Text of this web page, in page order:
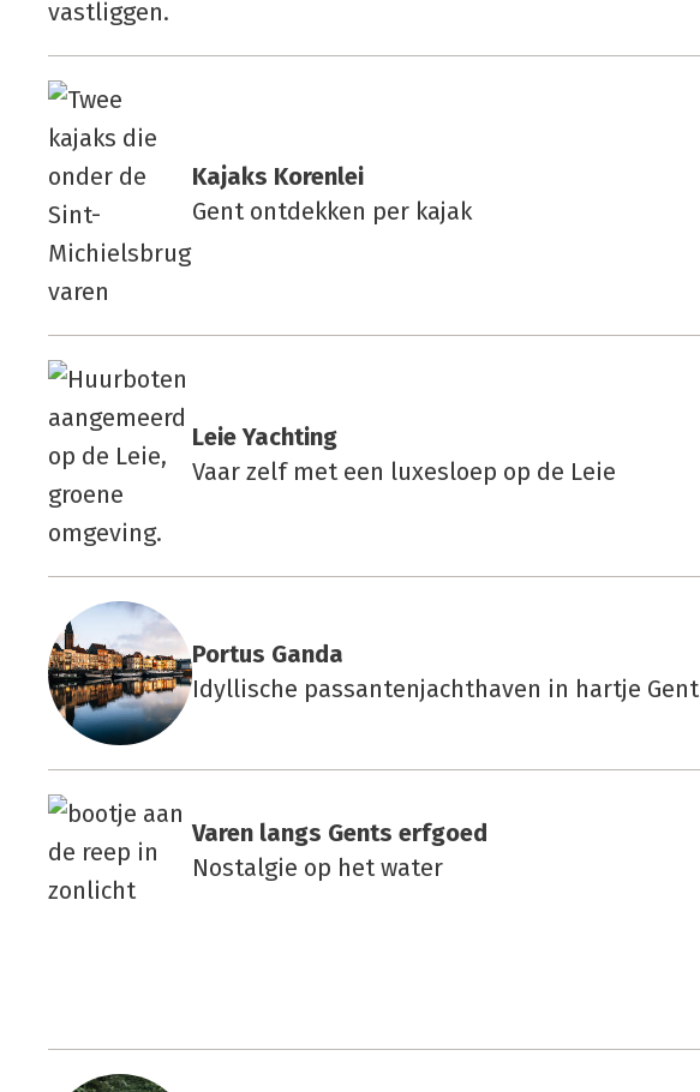
Kajaks Koren­lei
Gent ontdekken per kajak
Leie Yach­ting
Vaar zelf met een luxesloep op de Leie
Por­tus Gan­da
Idyllische passantenjachthaven in hartje Gent
Varen langs Gents erf­goed
Nostalgie op het water